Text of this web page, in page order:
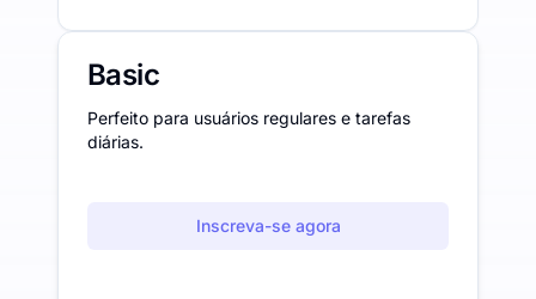
Basic
Perfeito para usuários regulares e tarefas
diárias.
Inscreva-se agora